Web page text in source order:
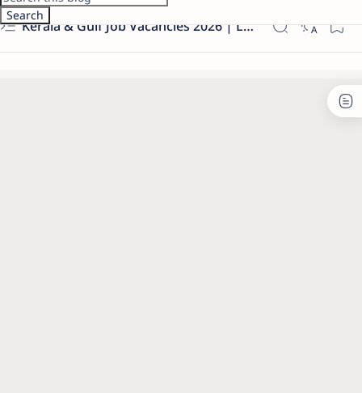
Kerala & Gulf Job Vacancies 2026 | Latest Govt & Private Jobs